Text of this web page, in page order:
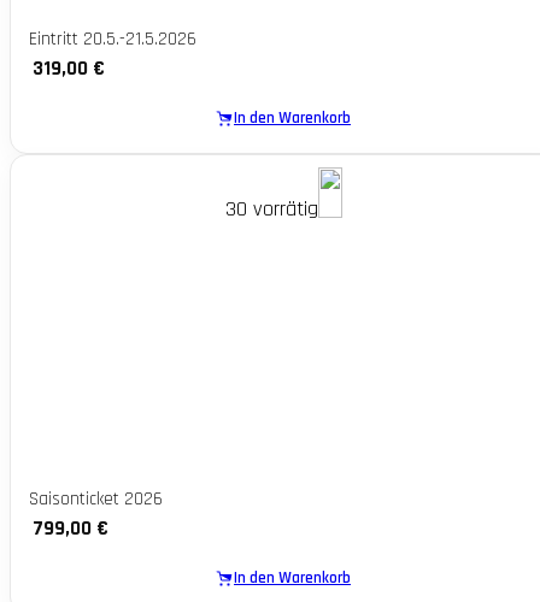
Eintritt 20.5.-21.5.2026
319,00 €
In den Warenkorb
30 vorrätig
Saisonticket 2026
799,00 €
In den Warenkorb